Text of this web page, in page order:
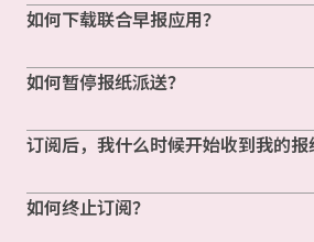
如何下载联合早报应用？
如何暂停报纸派送？
订阅后，我什么时候开始收到我的报
如何终止订阅？